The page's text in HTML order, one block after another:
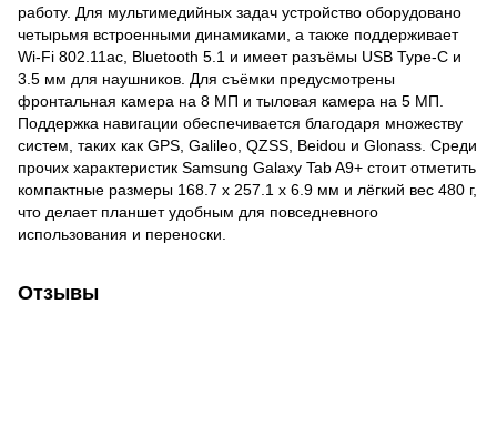
работу. Для мультимедийных задач устройство оборудовано
четырьмя встроенными динамиками, а также поддерживает
Wi-Fi 802.11ac, Bluetooth 5.1 и имеет разъёмы USB Type-C и
3.5 мм для наушников. Для съёмки предусмотрены
фронтальная камера на 8 МП и тыловая камера на 5 МП.
Поддержка навигации обеспечивается благодаря множеству
систем, таких как GPS, Galileo, QZSS, Beidou и Glonass. Среди
прочих характеристик Samsung Galaxy Tab A9+ стоит отметить
компактные размеры 168.7 x 257.1 x 6.9 мм и лёгкий вес 480 г,
что делает планшет удобным для повседневного
использования и переноски.
Отзывы